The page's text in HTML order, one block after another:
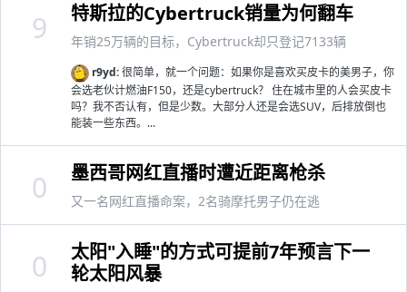
特斯拉的Cybertruck销量为何翻车
年销25万辆的目标，Cybertruck却只登记7133辆
r9yd:很简单，就一个问题：如果你是喜欢买皮卡的美男子，你
会选老伙计燃油F150，还是cybertruck？ 住在城市里的人会买皮卡
吗？我不否认有，但是少数。大部分人还是会选SUV，后排放倒也
能装一些东西。...
9
墨西哥网红直播时遭近距离枪杀
又一名网红直播命案，2名骑摩托男子仍在逃
0
太阳"入睡"的方式可提前7年预言下一
轮太阳风暴
0